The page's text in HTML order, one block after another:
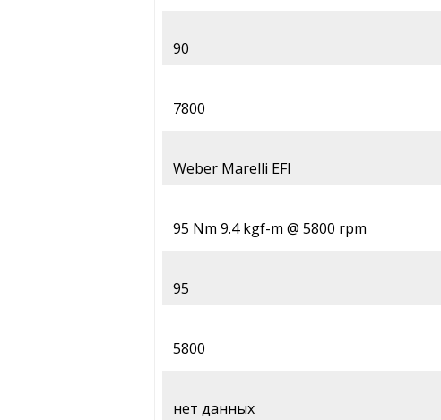
90
7800
Weber Marelli EFI
95 Nm 9.4 kgf-m @ 5800 rpm
95
5800
нет данных